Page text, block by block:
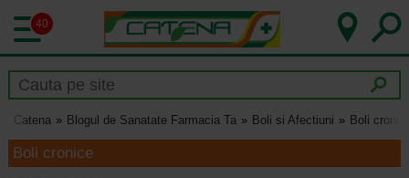
40
Catena Blogul de Sanatate Farmacia Ta Boli si Afectiuni Boli
Boli cronice